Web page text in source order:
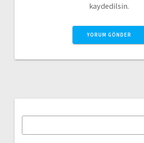
kaydedilsin.